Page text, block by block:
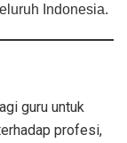
Indonesia.
guru untuk
profesi,